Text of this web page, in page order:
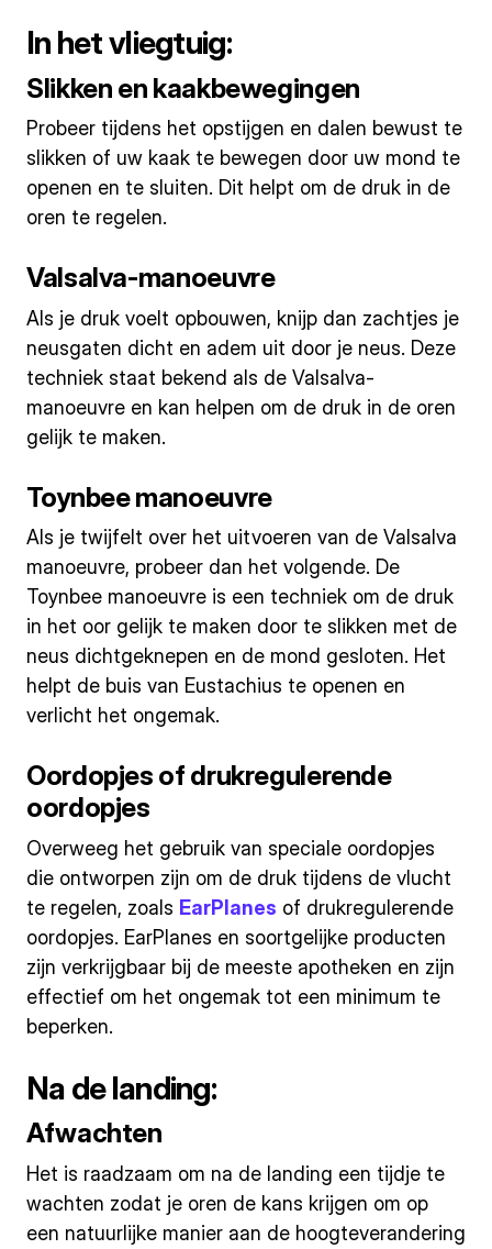
In het vliegtuig:
Slikken en kaakbewegingen
Probeer tijdens het opstijgen en dalen bewust te
slikken of uw kaak te bewegen door uw mond te
openen en te sluiten. Dit helpt om de druk in de
oren te regelen.
Valsalva-manoeuvre
Als je druk voelt opbouwen, knijp dan zachtjes je
neusgaten dicht en adem uit door je neus. Deze
techniek staat bekend als de Valsalva-
manoeuvre en kan helpen om de druk in de oren
gelijk te maken.
Toynbee manoeuvre
Als je twijfelt over het uitvoeren van de Valsalva
manoeuvre, probeer dan het volgende. De
Toynbee manoeuvre is een techniek om de druk
in het oor gelijk te maken door te slikken met de
neus dichtgeknepen en de mond gesloten. Het
helpt de buis van Eustachius te openen en
verlicht het ongemak.
Oordopjes of drukregulerende
oordopjes
Overweeg het gebruik van speciale oordopjes
die ontworpen zijn om de druk tijdens de vlucht
te regelen, zoals EarPlanes of drukregulerende
oordopjes. EarPlanes en soortgelijke producten
zijn verkrijgbaar bij de meeste apotheken en zijn
effectief om het ongemak tot een minimum te
beperken.
Na de landing:
Afwachten
Het is raadzaam om na de landing een tijdje te
wachten zodat je oren de kans krijgen om op
een natuurlijke manier aan de hoogteverandering